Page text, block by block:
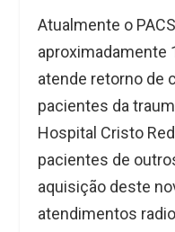
Atualmente o
aproximadamente
atende retorno de
pacientes da
Hospital Cristo
pacientes de
aquisição deste
atendimentos